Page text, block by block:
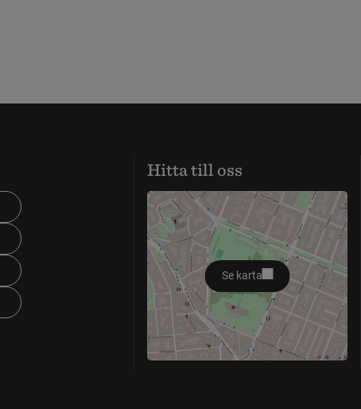
Hitta till oss
Se karta
öppnas i nytt fönster